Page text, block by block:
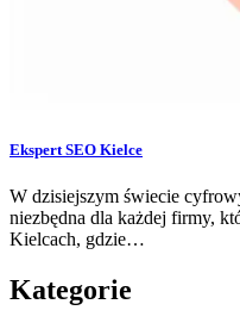
Ekspert SEO Kielce
W dzisiejszym świecie
niezbędna dla każdej firmy,
Kielcach, gdzie…
Kategorie